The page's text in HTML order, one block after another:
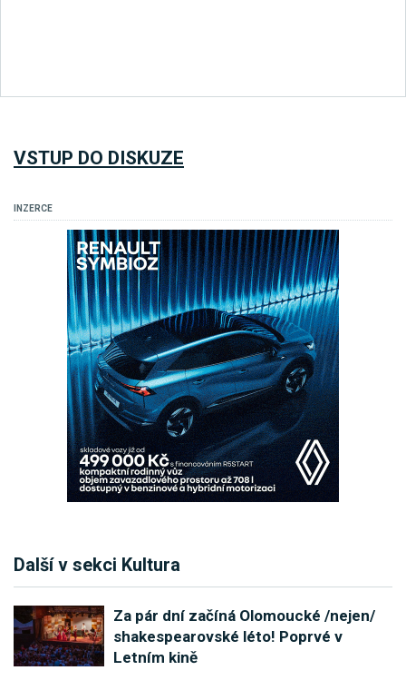
VSTUP DO DISKUZE
INZERCE
Další v sekci Kultura
Za pár dní začíná Olomoucké /nejen/
shakespearovské léto! Poprvé v
Letním kině